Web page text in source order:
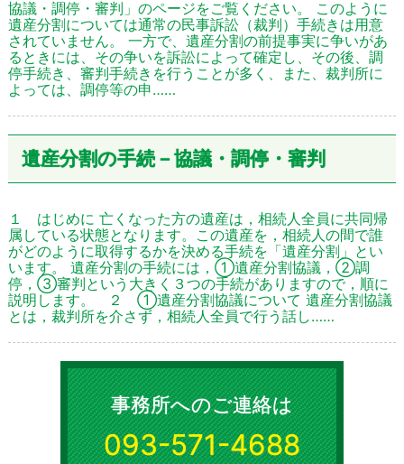
協議・調停・審判」のページをご覧ください。 このように
遺産分割については通常の民事訴訟（裁判）手続きは用意
されていません。 一方で、遺産分割の前提事実に争いがあ
るときには、その争いを訴訟によって確定し、その後、調
停手続き、審判手続きを行うことが多く、また、裁判所に
よっては、調停等の申……
遺産分割の手続－協議・調停・審判
１ はじめに 亡くなった方の遺産は，相続人全員に共同帰
属している状態となります。この遺産を，相続人の間で誰
がどのように取得するかを決める手続を「遺産分割」とい
います。 遺産分割の手続には，①遺産分割協議，②調
停，③審判という大きく３つの手続がありますので，順に
説明します。 ２ ①遺産分割協議について 遺産分割協議
とは，裁判所を介さず，相続人全員で行う話し……
事務所へのご連絡は
093-571-4688